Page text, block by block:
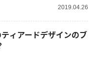
2019.04.26
ティアードデザインのブ